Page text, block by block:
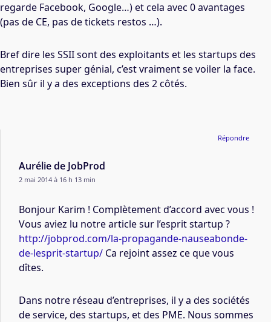
regarde Facebook, Google…) et cela avec 0 avantages
(pas de CE, pas de tickets restos …).
Bref dire les SSII sont des exploitants et les startups des
entreprises super génial, c’est vraiment se voiler la face.
Bien sûr il y a des exceptions des 2 côtés.
Aurélie de JobProd
2 mai 2014 à 16 h 13 min
Bonjour Karim ! Complètement d’accord avec vous !
Vous aviez lu notre article sur l’esprit startup ?
http://jobprod.com/la-propagande-nauseabonde-
de-lesprit-startup/ Ca rejoint assez ce que vous
dîtes.
Dans notre réseau d’entreprises, il y a des sociétés
de service, des startups, et des PME. Nous sommes
Répondre